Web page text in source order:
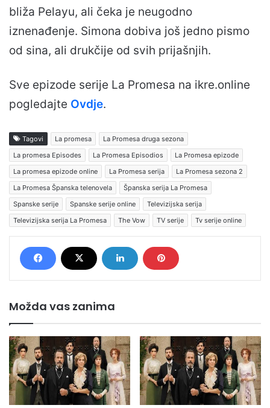
bliža Pelayu, ali čeka je neugodno
iznenađenje. Simona dobiva još jedno pismo
od sina, ali drukčije od svih prijašnjih.
Sve epizode serije La Promesa na ikre.online
pogledajte Ovdje.
Tagovi La promesa
La Promesa druga sezona
La promesa Episodes
La Promesa Episodios
La Promesa epizode
La promesa epizode online
La Promesa serija
La Promesa sezona 2
La Promesa Španska telenovela
Španska serija La Promesa
Spanske serije
Spanske serije online
Televizijska serija
Televizijska serija La Promesa
The Vow TV serije Tv serije online
Možda vas zanima